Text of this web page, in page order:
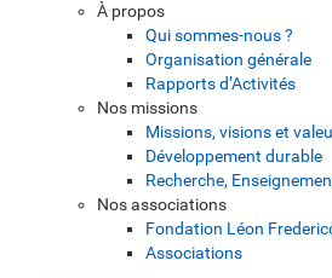
À propos
Qui sommes-nous ?
Organisation générale
Rapports d’Activités
Nos missions
Missions, visions et
Développement durable
Recherche,
Nos associations
Fondation Léon
Associations